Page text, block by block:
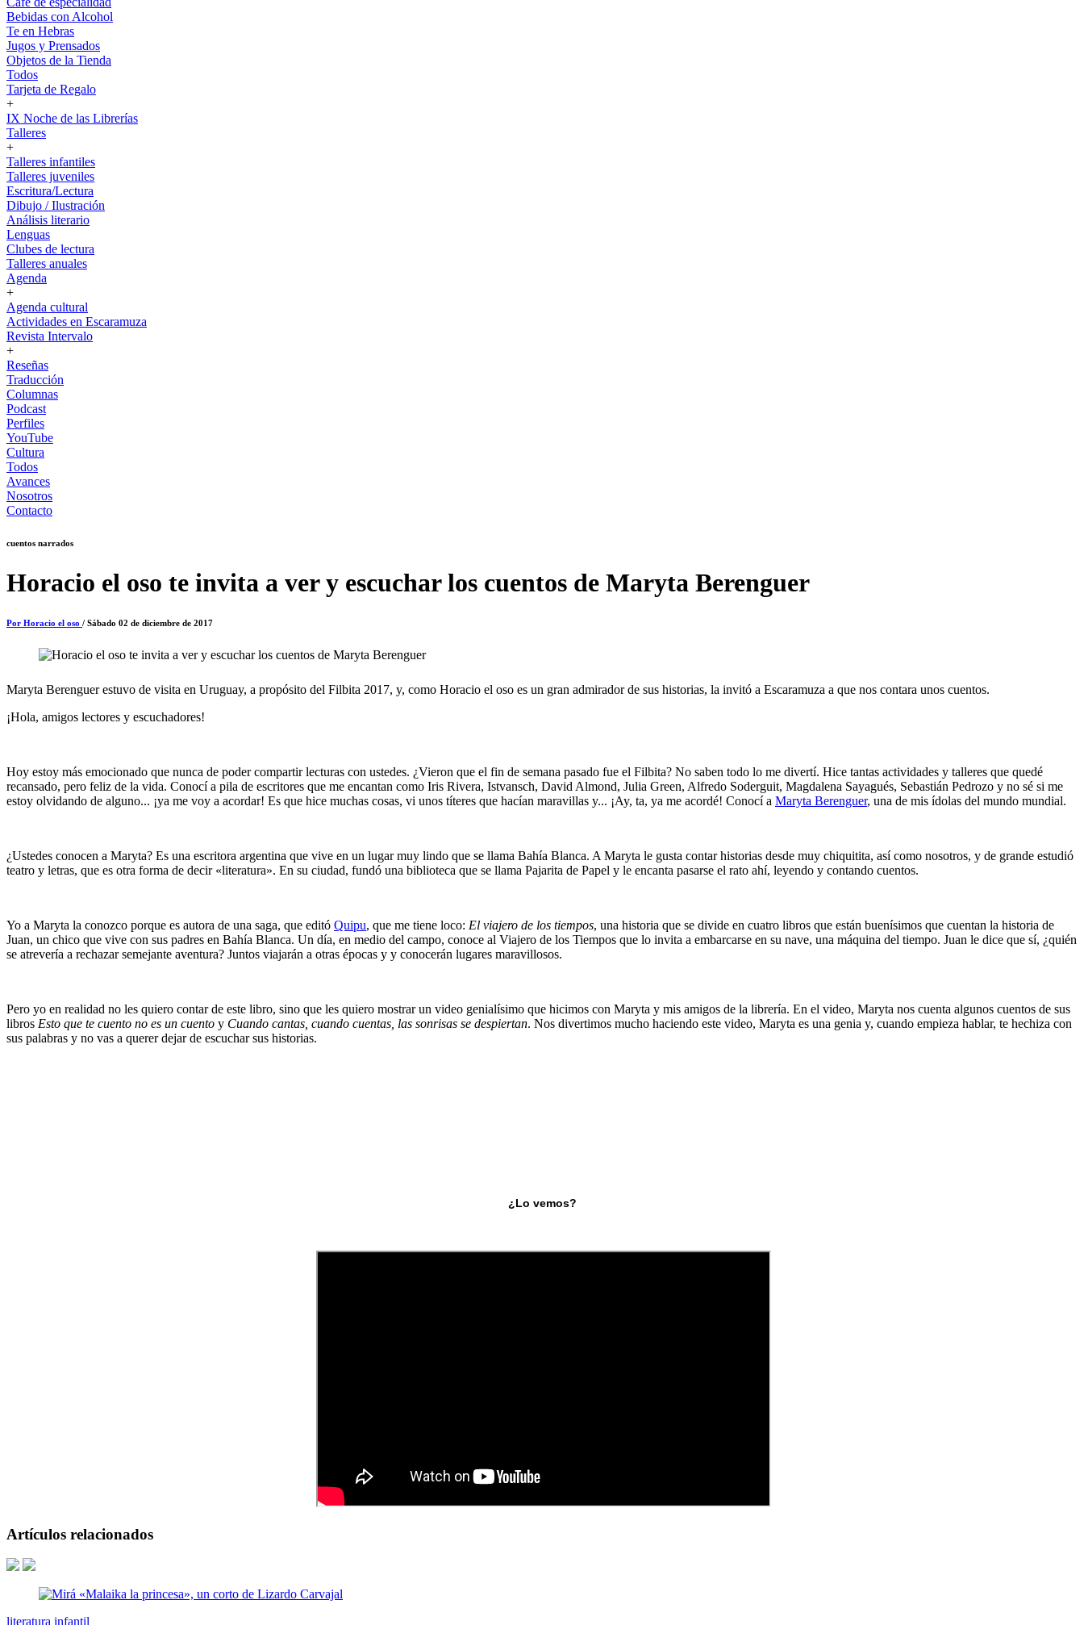
Bebidas con Alcohol
Te en Hebras
Jugos y Prensados
Objetos de la Tienda
Todos
Tarjeta de Regalo
+
IX Noche de las Librerías
Talleres
+
Talleres infantiles
Talleres juveniles
Escritura/Lectura
Dibujo / Ilustración
Análisis literario
Lenguas
Clubes de lectura
Talleres anuales
Agenda
+
Agenda cultural
Actividades en Escaramuza
Revista Intervalo
+
Reseñas
Traducción
Columnas
Podcast
Perfiles
YouTube
Cultura
Todos
Avances
Nosotros
Contacto
cuentos narrados
Horacio el oso te invita a ver y escuchar los cuentos de Maryta Berenguer
Por Horacio el oso / Sábado 02 de diciembre de 2017
Maryta Berenguer estuvo de visita en Uruguay, a propósito del Filbita 2017, y, como Horacio el oso es un gran admirador de sus historias, la invitó a Escaramuza a que nos contara unos cuentos.
¡Hola, amigos lectores y escuchadores!
Hoy estoy más emocionado que nunca de poder compartir lecturas con ustedes. ¿Vieron que el fin de semana pasado fue el Filbita? No saben todo lo me divertí. Hice tantas actividades y talleres que quedé
recansado, pero feliz de la vida. Conocí a pila de escritores que me encantan como Iris Rivera, Istvansch, David Almond, Julia Green, Alfredo Soderguit, Magdalena Sayagués, Sebastián Pedrozo y no sé si me
estoy olvidando de alguno... ¡ya me voy a acordar! Es que hice muchas cosas, vi unos títeres que hacían maravillas y... ¡Ay, ta, ya me acordé! Conocí a Maryta Berenguer, una de mis ídolas del mundo mundial.
¿Ustedes conocen a Maryta? Es una escritora argentina que vive en un lugar muy lindo que se llama Bahía Blanca. A Maryta le gusta contar historias desde muy chiquitita, así como nosotros, y de grande estudió
teatro y letras, que es otra forma de decir «literatura». En su ciudad, fundó una biblioteca que se llama Pajarita de Papel y le encanta pasarse el rato ahí, leyendo y contando cuentos.
Yo a Maryta la conozco porque es autora de una saga, que editó Quipu, que me tiene loco: El viajero de los tiempos, una historia que se divide en cuatro libros que están buenísimos que cuentan la historia de
Juan, un chico que vive con sus padres en Bahía Blanca. Un día, en medio del campo, conoce al Viajero de los Tiempos que lo invita a embarcarse en su nave, una máquina del tiempo. Juan le dice que sí, ¿quién
se atrevería a rechazar semejante aventura? Juntos viajarán a otras épocas y y conocerán lugares maravillosos.
Pero yo en realidad no les quiero contar de este libro, sino que les quiero mostrar un video genialísimo que hicimos con Maryta y mis amigos de la librería. En el video, Maryta nos cuenta algunos cuentos de sus
libros Esto que te cuento no es un cuento y Cuando cantas, cuando cuentas, las sonrisas se despiertan. Nos divertimos mucho haciendo este video, Maryta es una genia y, cuando empieza hablar, te hechiza con
sus palabras y no vas a querer dejar de escuchar sus historias.
¿Lo vemos?
Artículos relacionados
literatura infantil